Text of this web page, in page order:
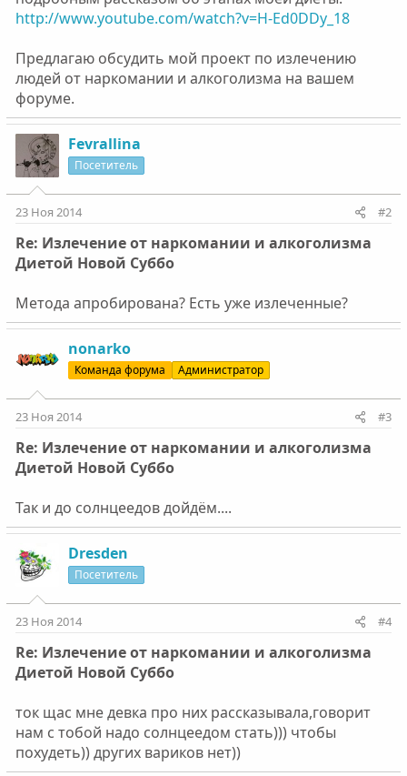
http://www.youtube.com/watch?v=H-Ed0DDy_18
Предлагаю обсудить мой проект по излечению
людей от наркомании и алкоголизма на вашем
форуме.
Fevrallina
Посетитель
23 Ноя 2014 #2
Re: Излечение от наркомании и алкоголизма
Диетой Новой Суббо
Метода апробирована? Есть уже излеченные?
nonarko
Команда форума Администратор
23 Ноя 2014 #3
Re: Излечение от наркомании и алкоголизма
Диетой Новой Суббо
Так и до солнцеедов дойдём....
Dresden
Посетитель
23 Ноя 2014 #4
Re: Излечение от наркомании и алкоголизма
Диетой Новой Суббо
ток щас мне девка про них рассказывала,говорит
нам с тобой надо солнцеедом стать))) чтобы
похудеть)) других вариков нет))